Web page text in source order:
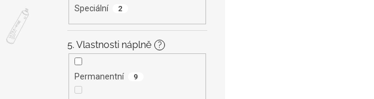
Speciální 2
5. Vlastnosti náplně ?
Permanentní 9